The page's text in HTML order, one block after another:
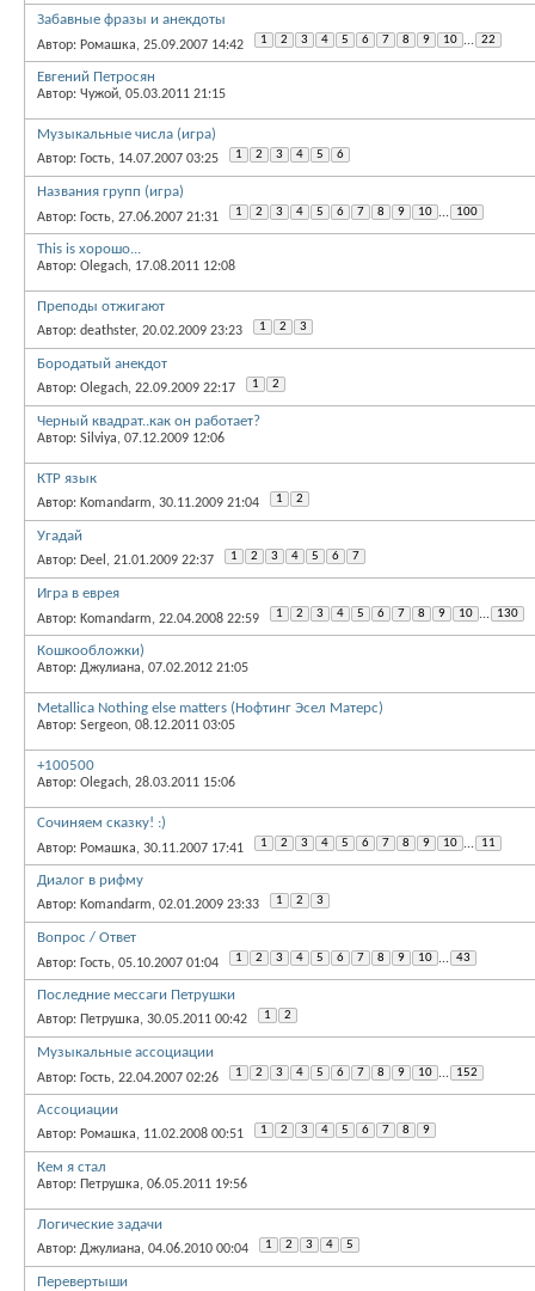
Забавные фразы и анекдоты
Автор: Ромашка, 25.09.2007 14:42 1 2 3 4 5 6 7 8 9 10 ... 22
Евгений Петросян
Автор: Чужой, 05.03.2011 21:15
Музыкальные числа (игра)
Автор: Гость, 14.07.2007 03:25 1 2 3 4 5 6
Названия групп (игра)
Автор: Гость, 27.06.2007 21:31 1 2 3 4 5 6 7 8 9 10 ... 100
This is хорошо...
Автор: Olegach, 17.08.2011 12:08
Преподы отжигают
Автор: deathster, 20.02.2009 23:23 1 2 3
Бородатый анекдот
Автор: Olegach, 22.09.2009 22:17 1 2
Черный квадрат..как он работает?
Автор: Silviya, 07.12.2009 12:06
КТР язык
Автор: Komandarm, 30.11.2009 21:04 1 2
Угадай
Автор: Deel, 21.01.2009 22:37 1 2 3 4 5 6 7
Игра в еврея
Автор: Komandarm, 22.04.2008 22:59 1 2 3 4 5 6 7 8 9 10 ... 130
Кошкообложки)
Автор: Джулиана, 07.02.2012 21:05
Metallica Nothing else matters (Нофтинг Эсел Матерс)
Автор: Sergeon, 08.12.2011 03:05
+100500
Автор: Olegach, 28.03.2011 15:06
Сочиняем сказку! :)
Автор: Ромашка, 30.11.2007 17:41 1 2 3 4 5 6 7 8 9 10 ... 11
Диалог в рифму
Автор: Komandarm, 02.01.2009 23:33 1 2 3
Вопрос / Ответ
Автор: Гость, 05.10.2007 01:04 1 2 3 4 5 6 7 8 9 10 ... 43
Последние мессаги Петрушки
Автор: Петрушка, 30.05.2011 00:42 1 2
Музыкальные ассоциации
Автор: Гость, 22.04.2007 02:26 1 2 3 4 5 6 7 8 9 10 ... 152
Ассоциации
Автор: Ромашка, 11.02.2008 00:51 1 2 3 4 5 6 7 8 9
Кем я стал
Автор: Петрушка, 06.05.2011 19:56
Логические задачи
Автор: Джулиана, 04.06.2010 00:04 1 2 3 4 5
Перевертыши